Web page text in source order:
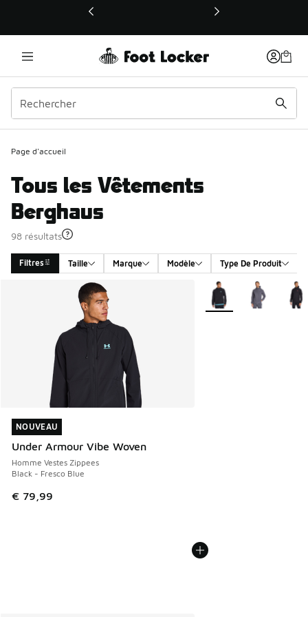
Ce lien ouvrira une nouvelle fenêtre
Page d'accueil
Tous les Vêtements
Berghaus
98 résultats
Filtres Taille Marque Modèle Type De Produit
Search Results
NOUVEAU
Under Armour Vibe Woven
Homme Vestes Zippees
Black - Fresco Blue
€ 79,99
NOUVEAU
Plus de couleurs